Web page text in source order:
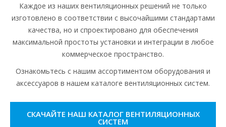
Каждое из наших вентиляционных решений не только
изготовлено в соответствии с высочайшими стандартами
качества, но и спроектировано для обеспечения
максимальной простоты установки и интеграции в любое
коммерческое пространство.
Ознакомьтесь с нашим ассортиментом оборудования и
аксессуаров в нашем каталоге вентиляционных систем.
СКАЧАЙТЕ НАШ КАТАЛОГ ВЕНТИЛЯЦИОННЫХ
СИСТЕМ